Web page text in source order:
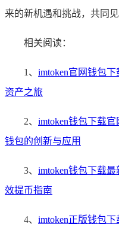
来的新机遇和挑战，共同
相关阅读：
1、 imtoken官网钱包
资产之旅
2、 imtoken钱包下载
钱包的创新与应用
3、 imtoken钱包下载
效提币指南
4、 imtoken正版钱包